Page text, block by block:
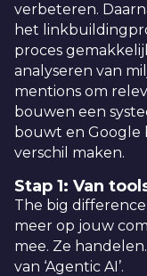
verbeteren.
het
proces
analyseren van
mentions om
bouwen een
bouwt en Google
verschil maken.
Stap 1: Van
The big
meer op jouw
mee. Ze
van ‘Agentic AI’.